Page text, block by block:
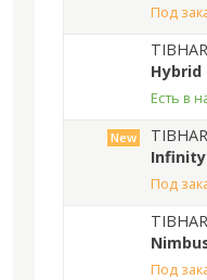
под
TIBHAR
Hybrid
Есть в
New
TIBHAR
Infinity
под
TIBHAR
под